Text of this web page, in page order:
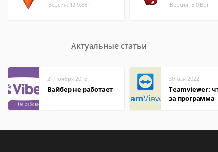
Версия: 12.0.861 Версия: 5.0 Buil
Актуальные статьи
21 ноября 2018
Вайбер не работает
30 мая 2022
Teamviewer:
за программа